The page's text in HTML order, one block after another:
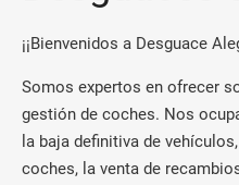
¡¡Bienvenidos a Desguace
Somos expertos en ofrecer
gestión de coches. Nos
la baja definitiva de
coches, la venta de